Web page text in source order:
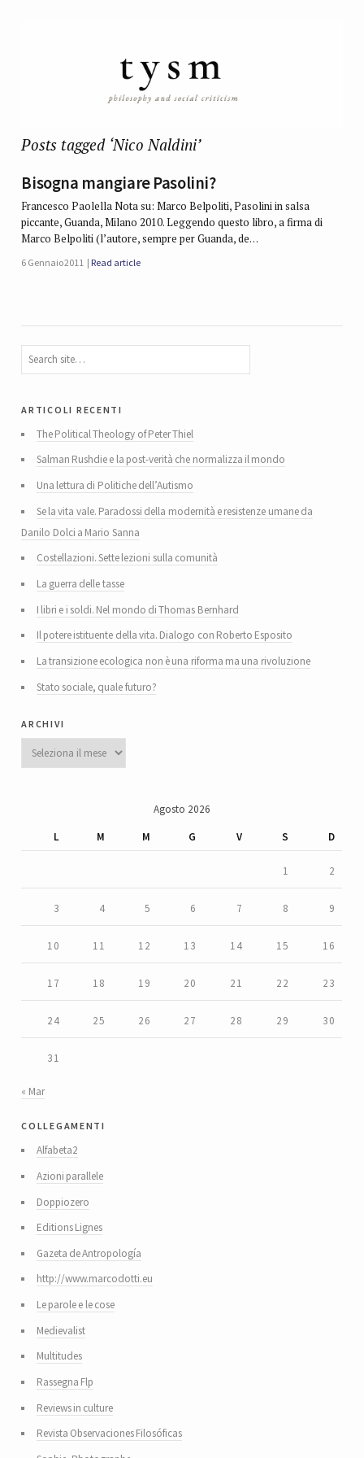
Posts tagged ‘Nico Naldini’
Bisogna mangiare Pasolini?
Francesco Paolella Nota su: Marco Belpoliti, Pasolini in salsa
piccante, Guanda, Milano 2010. Leggendo questo libro, a firma di
Marco Belpoliti (l’autore, sempre per Guanda, de…
6 Gennaio 2011 Read article
articoli recenti
The Political Theology of Peter Thiel
Salman Rushdie e la post-verità che normalizza il mondo
Una lettura di Politiche dell’Autismo
Se la vita vale. Paradossi della modernità e resistenze umane da
Danilo Dolci a Mario Sanna
Costellazioni. Sette lezioni sulla comunità
La guerra delle tasse
I libri e i soldi. Nel mondo di Thomas Bernhard
Il potere istituente della vita. Dialogo con Roberto Esposito
La transizione ecologica non è una riforma ma una rivoluzione
Stato sociale, quale futuro?
archivi
Archivi
Agosto 2026
L
M M G V S D
1 2
3 4 5 6 7 8 9
10 11 12 13 14 15 16
17 18 19 20 21 22 23
24 25 26 27 28 29 30
31
« Mar
collegamenti
Alfabeta2
Azioni parallele
Doppiozero
Editions Lignes
Gazeta de Antropología
http://www.marcodotti.eu
Le parole e le cose
Medievalist
Multitudes
Rassegna Flp
Reviews in culture
Revista Observaciones Filosóficas